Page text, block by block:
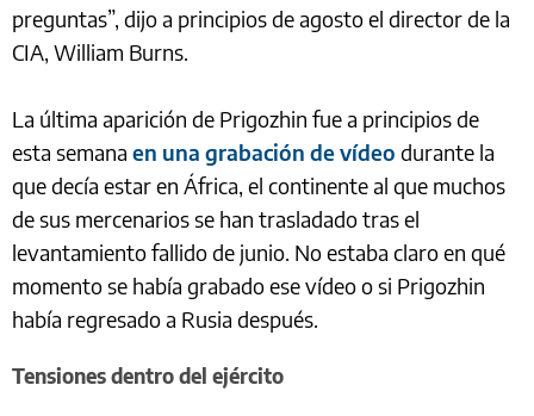
preguntas”, dijo a principios de agosto el director de la
CIA, William Burns.
La última aparición de Prigozhin fue a principios de
esta semana en una grabación de vídeo durante la
que decía estar en África, el continente al que muchos
de sus mercenarios se han trasladado tras el
levantamiento fallido de junio. No estaba claro en qué
momento se había grabado ese vídeo o si Prigozhin
había regresado a Rusia después.
Tensiones dentro del ejército